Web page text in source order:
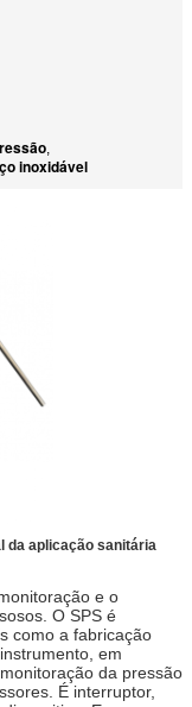
,
inoxidável
da aplicação sanitária
e o
O SPS é
como a fabricação
em
da pressão
É interruptor,